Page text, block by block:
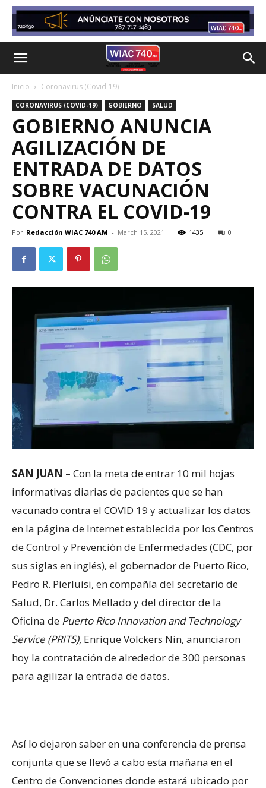
Inicio Coronavirus (Covid-19)
CORONAVIRUS (COVID-19) GOBIERNO SALUD
GOBIERNO ANUNCIA
AGILIZACIÓN DE
ENTRADA DE DATOS
SOBRE VACUNACIÓN
CONTRA EL COVID-19
Por Redacción WIAC 740 AM - March 15, 2021 1435 0
SAN JUAN – Con la meta de entrar 10 mil hojas
informativas diarias de pacientes que se han
vacunado contra el COVID 19 y actualizar los datos
en la página de Internet establecida por los Centros
de Control y Prevención de Enfermedades (CDC, por
sus siglas en inglés), el gobernador de Puerto Rico,
Pedro R. Pierluisi, en compañía del secretario de
Salud, Dr. Carlos Mellado y del director de la
Oficina de Puerto Rico Innovation and Technology
Service (PRITS), Enrique Völckers Nin, anunciaron
hoy la contratación de alrededor de 300 personas
para agilizar la entrada de datos.
Así lo dejaron saber en una conferencia de prensa
conjunta que se llevó a cabo esta mañana en el
Centro de Convenciones donde estará ubicado por